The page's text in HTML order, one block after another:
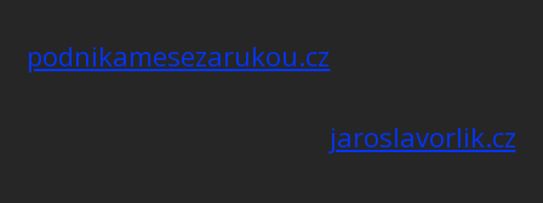
podnikamesezarukou.cz
jaroslavorlik.cz